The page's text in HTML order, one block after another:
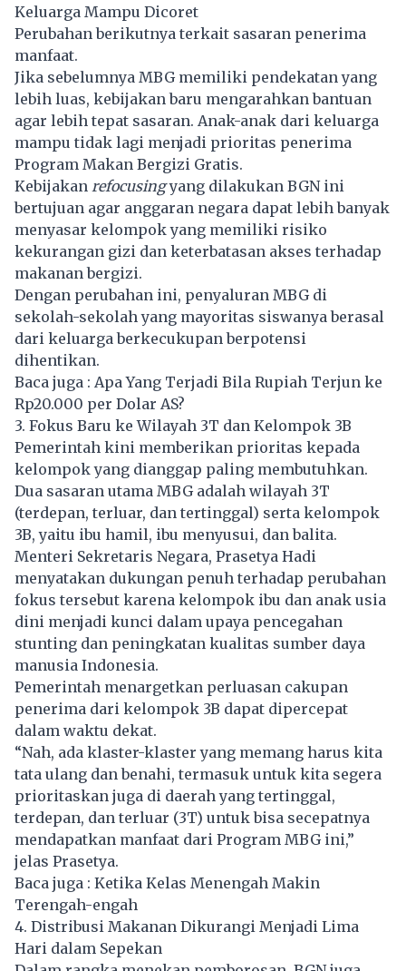
Keluarga Mampu Dicoret
Perubahan berikutnya terkait sasaran penerima
manfaat.
Jika sebelumnya MBG memiliki pendekatan yang
lebih luas, kebijakan baru mengarahkan bantuan
agar lebih tepat sasaran. Anak-anak dari keluarga
mampu tidak lagi menjadi prioritas penerima
Program Makan Bergizi Gratis.
Kebijakan refocusingyang dilakukan BGN ini
bertujuan agar anggaran negara dapat lebih banyak
menyasar kelompok yang memiliki risiko
kekurangan gizi dan keterbatasan akses terhadap
makanan bergizi.
Dengan perubahan ini, penyaluran MBG di
sekolah-sekolah yang mayoritas siswanya berasal
dari keluarga berkecukupan berpotensi
dihentikan.
Baca juga : Apa Yang Terjadi Bila Rupiah Terjun ke
Rp20.000 per Dolar AS?
3. Fokus Baru ke Wilayah 3T dan Kelompok 3B
Pemerintah kini memberikan prioritas kepada
kelompok yang dianggap paling membutuhkan.
Dua sasaran utama MBG adalah wilayah 3T
(terdepan, terluar, dan tertinggal) serta kelompok
3B, yaitu ibu hamil, ibu menyusui, dan balita.
Menteri Sekretaris Negara, Prasetya Hadi
menyatakan dukungan penuh terhadap perubahan
fokus tersebut karena kelompok ibu dan anak usia
dini menjadi kunci dalam upaya pencegahan
stunting dan peningkatan kualitas sumber daya
manusia Indonesia.
Pemerintah menargetkan perluasan cakupan
penerima dari kelompok 3B dapat dipercepat
dalam waktu dekat.
“Nah, ada klaster-klaster yang memang harus kita
tata ulang dan benahi, termasuk untuk kita segera
prioritaskan juga di daerah yang tertinggal,
terdepan, dan terluar (3T) untuk bisa secepatnya
mendapatkan manfaat dari Program MBG ini,”
jelas Prasetya.
Baca juga : Ketika Kelas Menengah Makin
Terengah-engah
4. Distribusi Makanan Dikurangi Menjadi Lima
Hari dalam Sepekan